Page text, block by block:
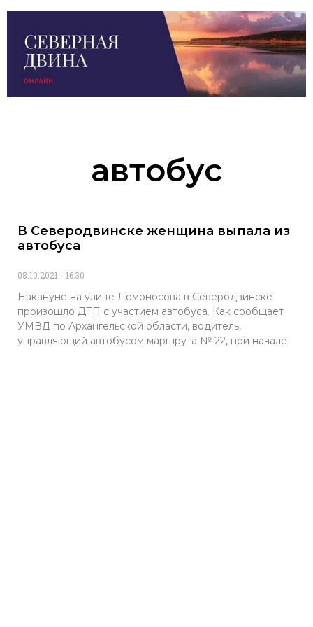
автобус
В Северодвинске женщина выпала из
автобуса
08.10.2021 16:30
Накануне на улице Ломоносова в Северодвинске
произошло ДТП с участием автобуса. Как сообщает
УМВД по Архангельской области, водитель,
управляющий автобусом маршрута № 22, при начале